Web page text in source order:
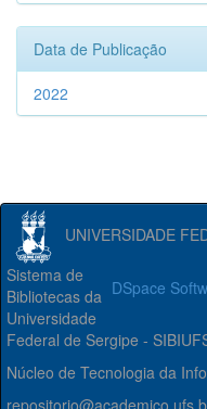
Data de Publicação
2022
UNIVERSIDADE
DSpace
Sistema de
Bibliotecas da
Universidade
Federal de Sergipe -
Núcleo de Tecnologia da